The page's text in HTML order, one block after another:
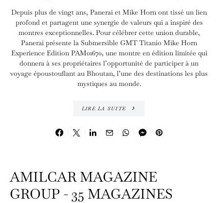
Depuis plus de vingt ans, Panerai et Mike Horn ont tissé un lien
profond et partagent une synergie de valeurs qui a inspiré des
montres exceptionnelles. Pour célébrer cette union durable,
Panerai présente la Submersible GMT Titanio Mike Horn
Experience Edition PAM01670, une montre en édition limitée qui
donnera à ses propriétaires l’opportunité de participer à un
voyage époustouflant au Bhoutan, l’une des destinations les plus
mystiques au monde.
LIRE LA SUITE
AMILCAR MAGAZINE
GROUP - 35 MAGAZINES